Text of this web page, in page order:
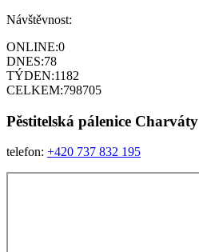
Návštěvnost:
ONLINE:0
DNES:78
TÝDEN:1182
CELKEM:798705
Pěstitelská pálenice Charváty
telefon: +420 737 832 195